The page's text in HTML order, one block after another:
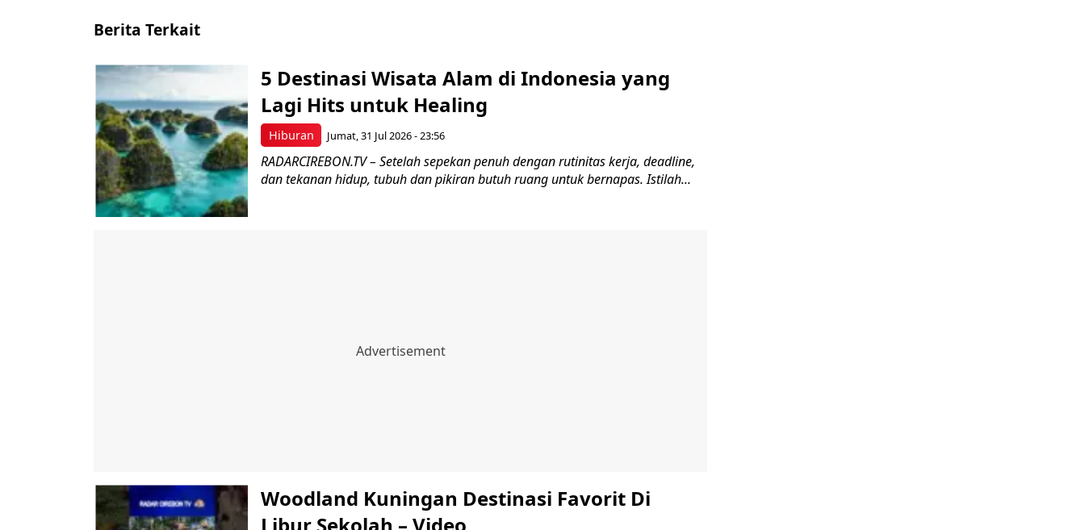
Berita Terkait
Hiburan
5 Destinasi Wisata Alam di Indonesia yang
Lagi Hits untuk Healing
Jumat, 31 Jul 2026 - 23:56
RADARCIREBON.TV – Setelah sepekan penuh dengan rutinitas kerja, deadline,
dan tekanan hidup, tubuh dan pikiran butuh ruang untuk bernapas. Istilah...
Woodland Kuningan Destinasi Favorit Di